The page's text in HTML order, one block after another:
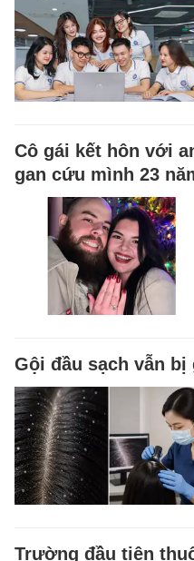
Cô gái kết hôn với
gan cứu mình 23
Gội đầu sạch vẫn bị
Trường đầu tiên